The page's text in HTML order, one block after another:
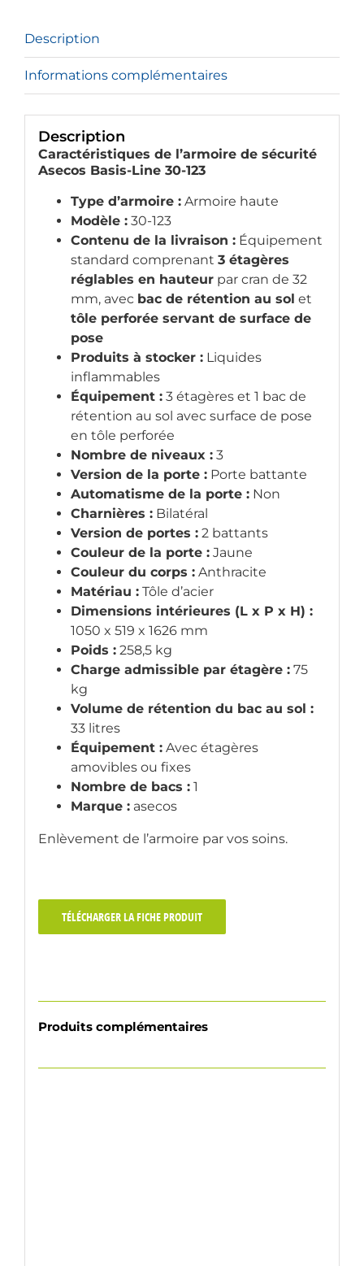
123
3
étagères
Description
Informations complémentaires
Description
Caractéristiques de l’armoire de sécurité
Asecos Basis-Line 30-123
Type d’armoire :Armoire haute
Modèle :30-123
Contenu de la livraison :Équipement
standard comprenant 3 étagères
réglables en hauteurpar cran de 32
mm, avec bac de rétention au sol et
tôle perforée servant de surface de
pose
Produits à stocker :Liquides
inflammables
Équipement :3 étagères et 1 bac de
rétention au sol avec surface de pose
en tôle perforée
Nombre de niveaux :3
Version de la porte :Porte battante
Automatisme de la porte :Non
Charnières :Bilatéral
Version de portes :2 battants
Couleur de la porte :Jaune
Couleur du corps :Anthracite
Matériau :Tôle d’acier
Dimensions intérieures (L x P x H) :
1050 x 519 x 1626 mm
Poids :258,5 kg
Charge admissible par étagère :75
kg
Volume de rétention du bac au sol :
33 litres
Équipement :Avec étagères
amovibles ou fixes
Nombre de bacs :1
Marque :asecos
Enlèvement de l’armoire par vos soins.
TÉLÉCHARGER LA FICHE PRODUIT
Produits complémentaires